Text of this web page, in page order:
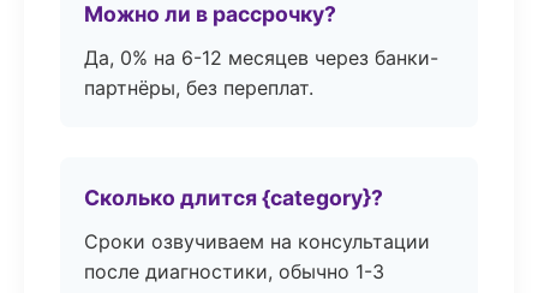
Можно ли в рассрочку?
Да, 0% на 6-12 месяцев через банки-
партнёры, без переплат.
Сколько длится {category}?
Сроки озвучиваем на консультации
после диагностики, обычно 1-3